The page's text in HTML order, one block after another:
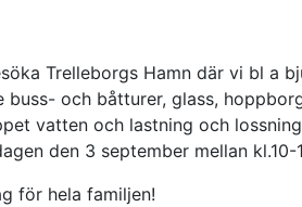
Trelleborgs Hamn där vi bl a
buss- och båtturer, glass,
vatten och lastning och
den 3 september mellan kl.10-
för hela familjen!